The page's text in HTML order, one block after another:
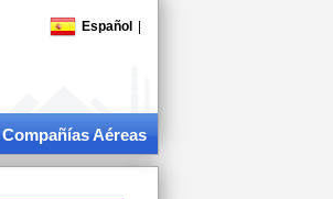
Español
Compañías Aéreas